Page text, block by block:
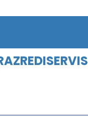
SLOVENICUM
SERVIS